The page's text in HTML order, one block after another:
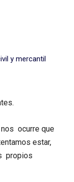
y mercantil
nos ocurre que
estar,
propios